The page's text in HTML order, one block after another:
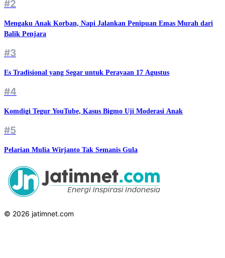
#2
Mengaku Anak Korban, Napi Jalankan Penipuan Emas Murah dari
Balik Penjara
#3
Es Tradisional yang Segar untuk Perayaan 17 Agustus
#4
Komdigi Tegur YouTube, Kasus Bigmo Uji Moderasi Anak
#5
Pelarian Mulia Wirjanto Tak Semanis Gula
© 2026 jatimnet.com